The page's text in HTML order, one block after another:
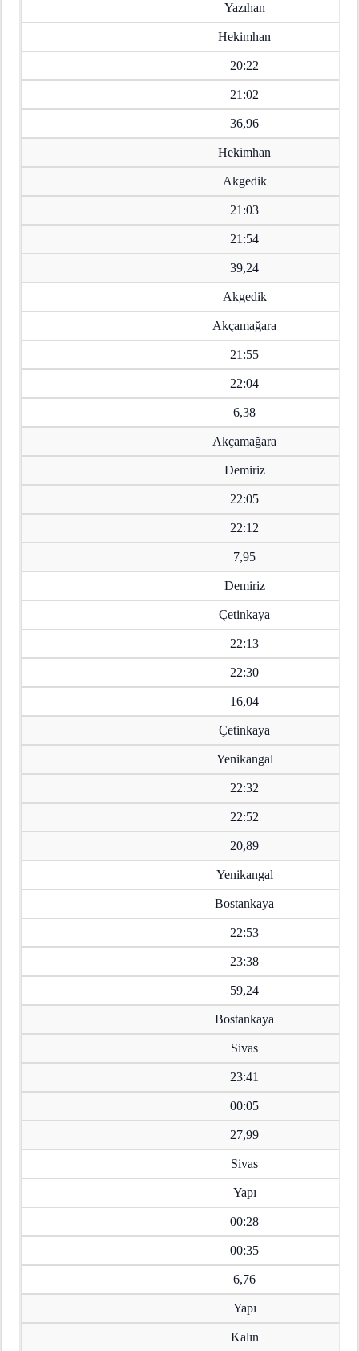
Yazıhan
Hekimhan
20:22
21:02
36,96
Hekimhan
Akgedik
21:03
21:54
39,24
Akgedik
Akçamağara
21:55
22:04
6,38
Akçamağara
Demiriz
22:05
22:12
7,95
Demiriz
Çetinkaya
22:13
22:30
16,04
Çetinkaya
Yenikangal
22:32
22:52
20,89
Yenikangal
Bostankaya
22:53
23:38
59,24
Bostankaya
Sivas
23:41
00:05
27,99
Sivas
Yapı
00:28
00:35
6,76
Yapı
Kalın